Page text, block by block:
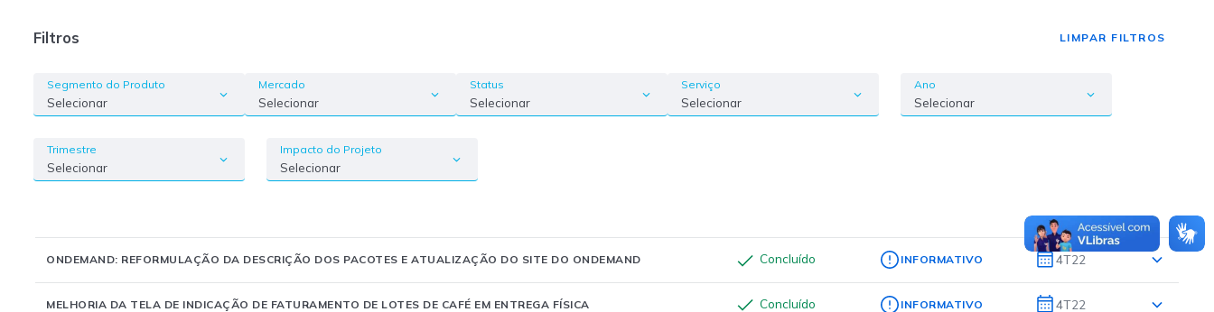
Filtros LIMPAR FILTROS
Segmento do Produto
Selecionar
Mercado
Selecionar
Status
Selecionar
Serviço
Selecionar
Ano
Selecionar
Trimestre
Selecionar
Impacto do Projeto
Selecionar
ONDEMAND: REFORMULAÇÃO DA DESCRIÇÃO DOS PACOTES E ATUALIZAÇÃO DO SITE DO ONDEMAND Concluído INFORMATIVO 4T22
MELHORIA DA TELA DE INDICAÇÃO DE FATURAMENTO DE LOTES DE CAFÉ EM ENTREGA FÍSICA Concluído INFORMATIVO 4T22